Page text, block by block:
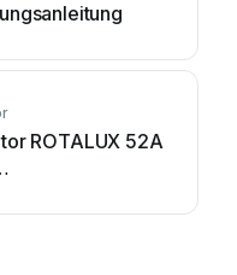
ROTALUX 52A